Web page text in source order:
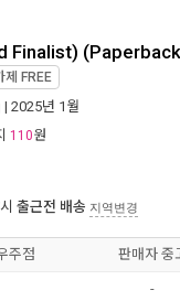
Finalist)
제 FREE
| 2025년 1월
110원
출근전 배송 지역변경
주점 판매자 중
-